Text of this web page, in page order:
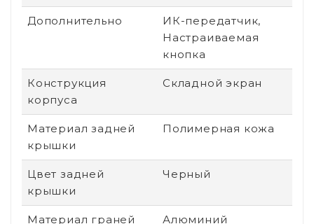
Дополнительно
ИК-передатчик,
Настраиваемая
кнопка
Конструкция
корпуса
Складной экран
Материал задней
крышки
Полимерная кожа
Цвет задней
крышки
Черный
Материал граней Алюминий